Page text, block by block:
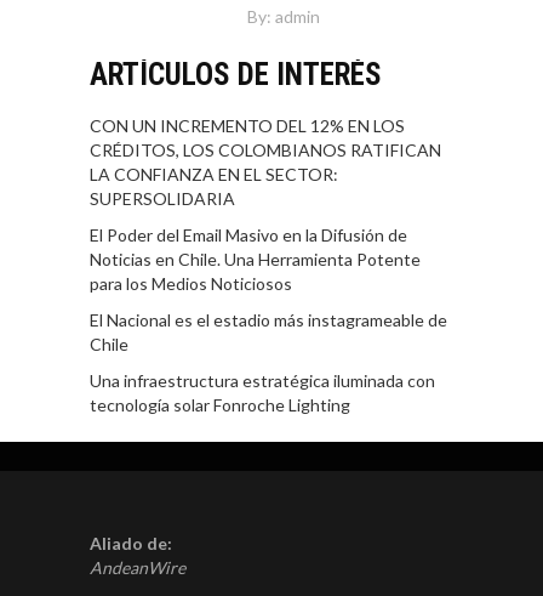
By: admin
ARTÍCULOS DE INTERÉS
CON UN INCREMENTO DEL 12% EN LOS
CRÉDITOS, LOS COLOMBIANOS RATIFICAN
LA CONFIANZA EN EL SECTOR:
SUPERSOLIDARIA
El Poder del Email Masivo en la Difusión de
Noticias en Chile. Una Herramienta Potente
para los Medios Noticiosos
El Nacional es el estadio más instagrameable de
Chile
Una infraestructura estratégica iluminada con
tecnología solar Fonroche Lighting
Aliado de:
AndeanWire